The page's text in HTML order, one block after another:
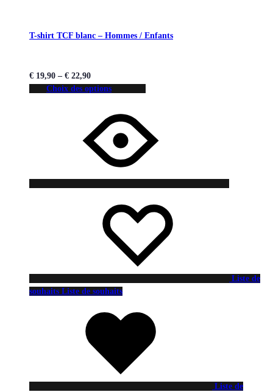
T-shirt TCF blanc – Hommes / Enfants
€ 19,90 – € 22,90
Choix des options
Liste de
souhaits Liste de souhaits
Liste de